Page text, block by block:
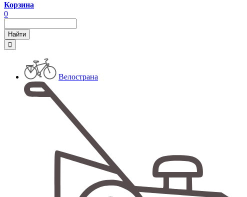
Корзина
0
Велострана